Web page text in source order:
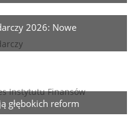
2026: Nowe
głębokich reform